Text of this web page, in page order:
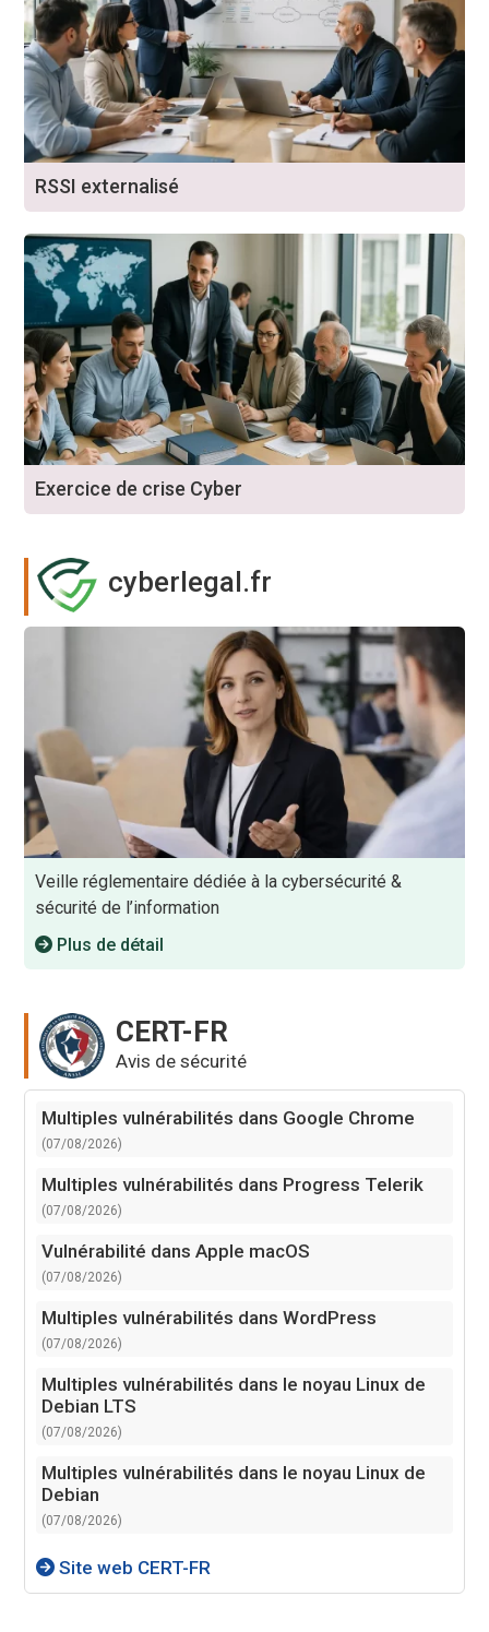
RSSI externalisé
Exercice de crise Cyber
cyberlegal.fr
Veille réglementaire dédiée à la cybersécurité &
sécurité de l’information
Plus de détail
CERT-FR
Avis de sécurité
Multiples vulnérabilités dans Google Chrome
(07/08/2026)
Multiples vulnérabilités dans Progress Telerik
(07/08/2026)
Vulnérabilité dans Apple macOS
(07/08/2026)
Multiples vulnérabilités dans WordPress
(07/08/2026)
Multiples vulnérabilités dans le noyau Linux de
Debian LTS
(07/08/2026)
Multiples vulnérabilités dans le noyau Linux de
Debian
(07/08/2026)
Site web CERT-FR